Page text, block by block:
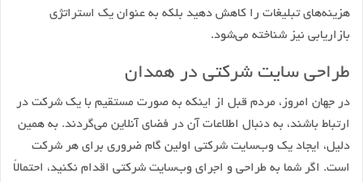
هزینه‌های تبلیغات را کاهش دهید بلکه به عنوان یک استراتژی
بازاریابی نیز شناخته می‌شود.
طراحی سایت شرکتی در همدان
در جهان امروز، مردم قبل از اینکه به صورت مستقیم با یک شرکت در
ارتباط باشند، به دنبال اطلاعات آن در فضای آنلاین می‌گردند. به همین
دلیل، ایجاد یک وب‌سایت شرکتی اولین گام ضروری برای هر شرکت
است. اگر شما به طراحی و اجرای وب‌سایت شرکتی اقدام نکنید، احتمالاً